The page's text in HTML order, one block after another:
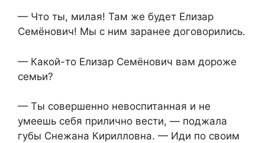
— Что ты, милая! Там же будет Елизар
Семёнович! Мы с ним заранее договорились.
— Какой-то Елизар Семёнович вам дороже
семьи?
— Ты совершенно невоспитанная и не
умеешь себя прилично вести, — поджала
губы Снежана Кирилловна. — Иди по своим